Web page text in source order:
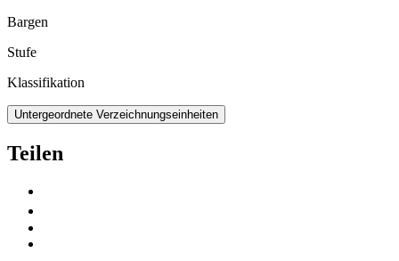
Bargen
Stufe
Klassifikation
Untergeordnete Verzeichnungseinheiten
Teilen